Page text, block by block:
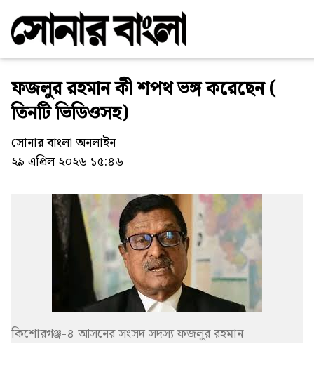
ফজলুর রহমান কী শপথ ভঙ্গ করেছেন (
তিনটি ভিডিওসহ)
সোনার বাংলা অনলাইন
২৯ এপ্রিল ২০২৬ ১৫:৪৬
কিশোরগঞ্জ-৪ আসনের সংসদ সদস্য ফজলুর রহমান